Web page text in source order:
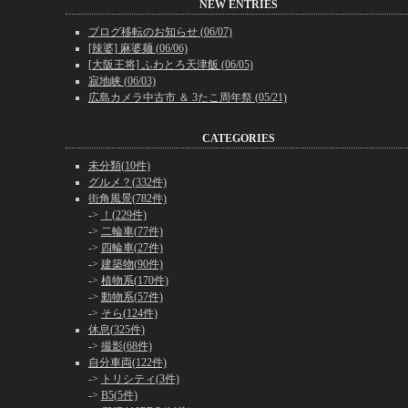
NEW ENTRIES
ブログ移転のお知らせ (06/07)
[辣婆] 麻婆麺 (06/06)
[大阪王将] ふわとろ天津飯 (06/05)
寂地峡 (06/03)
広島カメラ中古市 ＆ 3たこ周年祭 (05/21)
CATEGORIES
未分類(10件)
グルメ？(332件)
街角風景(782件)
->
！(229件)
-> 二輪車(77件)
-> 四輪車(27件)
-> 建築物(90件)
-> 植物系(170件)
-> 動物系(57件)
-> そら(124件)
休息(325件)
-> 撮影(68件)
自分車両(122件)
-> トリシティ(3件)
-> B5(5件)